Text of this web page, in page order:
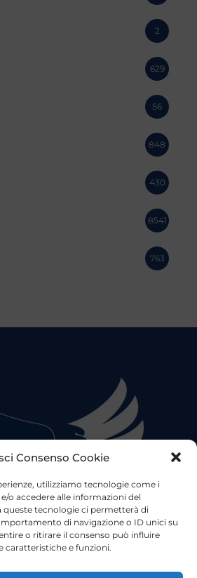
Consenso Cookie
utilizziamo tecnologie come i
o accedere alle informazioni del
queste tecnologie ci permetterà di
di navigazione o ID unici su
o ritirare il consenso può influire
caratteristiche e funzioni.
2
629
56
848
430
8541
763
diritti riservatiLazio Live TV